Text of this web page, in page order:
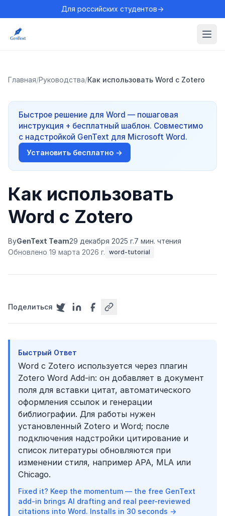
Для российских студентов→
Главная/Руководства/Как использовать Word с Zotero
Быстрое решение для Word — пошаговая
инструкция + бесплатный шаблон. Совместимо
с надстройкой GenText для Microsoft Word.
Установить бесплатно →
Как использовать
Word с Zotero
ByGenText Team29 декабря 2025 г.7 мин. чтения
Обновлено 19 марта 2026 г. word-tutorial
Поделиться
Быстрый Ответ
Word с Zotero используется через плагин
Zotero Word Add-in: он добавляет в документ
поля для вставки цитат, автоматического
оформления ссылок и генерации
библиографии. Для работы нужен
установленный Zotero и Word; после
подключения надстройки цитирование и
список литературы обновляются при
изменении стиля, например APA, MLA или
Chicago.
Fixed it? Keep the momentum — the free GenText
add-in brings AI drafting and real peer-reviewed
citations into Word. Installs in 30 seconds →